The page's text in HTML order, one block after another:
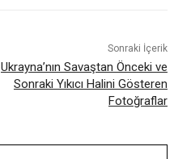
Sonraki İçerik
Ukrayna’nın Savaştan Önceki ve
Sonraki Yıkıcı Halini Gösteren
Fotoğraflar